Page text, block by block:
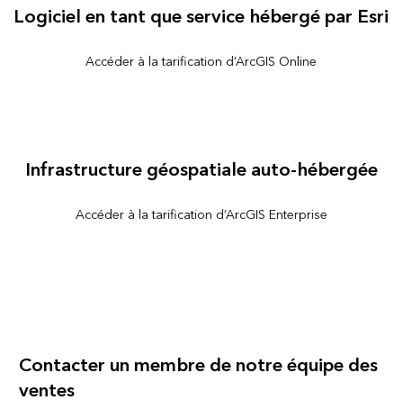
Logiciel en tant que service hébergé par Esri
Accéder à la tarification d’ArcGIS Online
Infrastructure géospatiale auto-hébergée
Accéder à la tarification d’ArcGIS Enterprise
Contacter un membre de notre équipe des
ventes